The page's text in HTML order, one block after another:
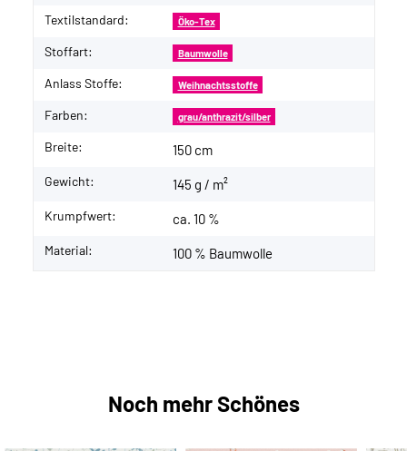
Textilstandard: Öko-Tex
Stoffart: Baumwolle
Anlass Stoffe: Weihnachtsstoffe
Farben: grau/anthrazit/silber
Breite: 150 cm
Gewicht: 145 g / m²
Krumpfwert: ca. 10 %
Material: 100 % Baumwolle
Noch mehr Schönes